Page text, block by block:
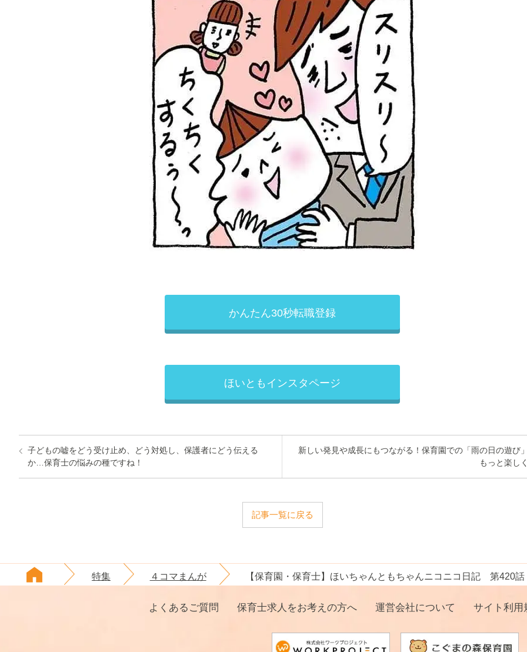
かんたん30秒転職登録
ほいともインスタページ
子どもの嘘をどう受け止め、どう対処し、保護者にどう伝える
か…保育士の悩みの種ですね！
新しい発見や成長にもつながる！保育園での「雨の日の遊び
もっと楽し
記事一覧に戻る
特集 ４コマまんが 【保育園・保育士】ほいちゃんともちゃんニコニコ日記 第420話
よくあるご質問 保育士求人をお考えの方へ 運営会社について サイト利用